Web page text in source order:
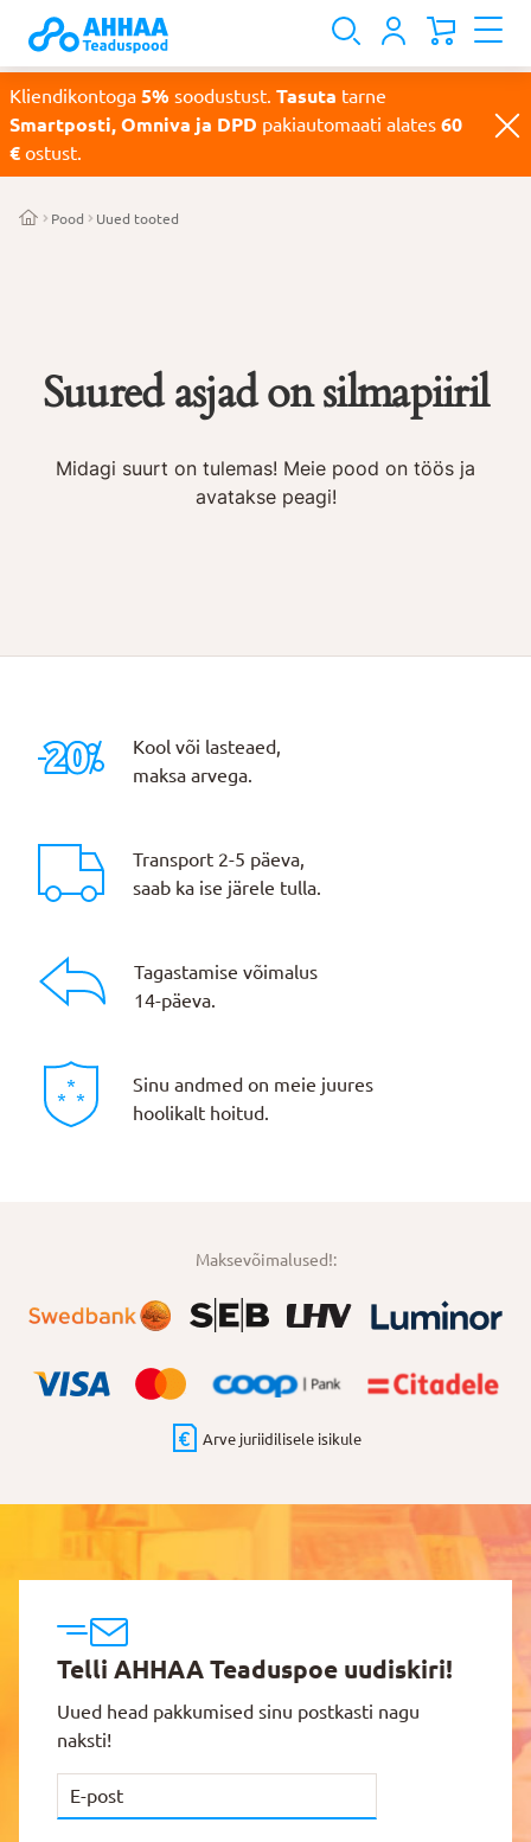
Kliendikontoga 5% soodustust. Tasuta tarne
Smartposti, Omniva ja DPD pakiautomaati alates 60
€ ostust.
Pood Uued tooted
Suured asjad on silmapiiril
Midagi suurt on tulemas! Meie pood on töös ja
avatakse peagi!
Kool või lasteaed,
maksa arvega.
Transport 2-5 päeva,
saab ka ise järele tulla.
Tagastamise võimalus
14-päeva.
Sinu andmed on meie juures
hoolikalt hoitud.
Maksevõimalused!:
Arve juriidilisele isikule
Telli AHHAA Teaduspoe uudiskiri!
Uued head pakkumised sinu postkasti nagu
naksti!